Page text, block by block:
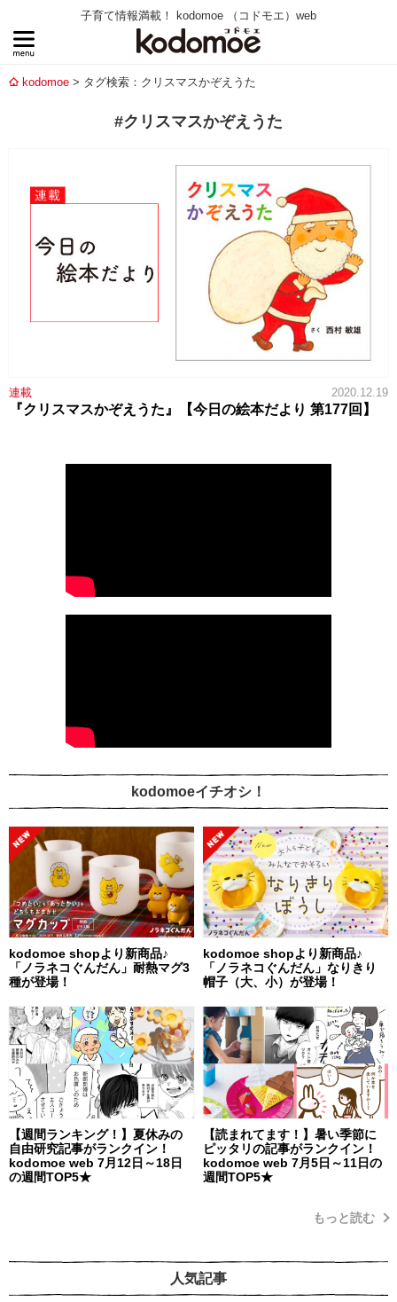
子育て情報満載！ kodomoe （コドモエ）web
kodomoe タグ検索：クリスマスかぞえうた
#クリスマスかぞえうた
連載 2020.12.19
『クリスマスかぞえうた』【今日の絵本だより 第177回】
kodomoeイチオシ！
kodomoe shopより新商品♪
「ノラネコぐんだん」耐熱マグ3
種が登場！
kodomoe shopより新商品♪
「ノラネコぐんだん」なりきり
帽子（大、小）が登場！
【週間ランキング！】夏休みの
自由研究記事がランクイン！
kodomoe web 7月12日～18日
の週間TOP5★
【読まれてます！】暑い季節に
ピッタリの記事がランクイン！
kodomoe web 7月5日～11日の
週間TOP5★
もっと読む
人気記事